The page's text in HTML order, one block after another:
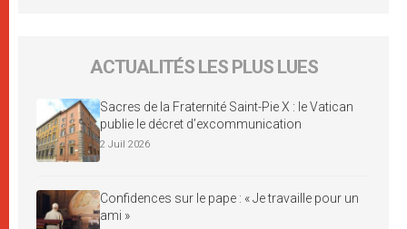
ACTUALITÉS LES PLUS LUES
Sacres de la Fraternité Saint-Pie X : le Vatican
publie le décret d’excommunication
2 Juil 2026
Confidences sur le pape : « Je travaille pour un
ami »